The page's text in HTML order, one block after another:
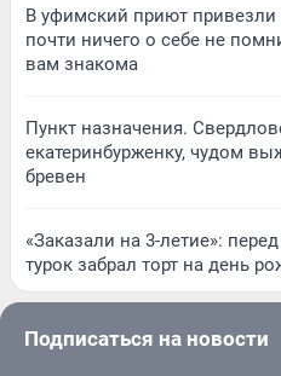
В уфимский приют привезли
почти ничего о себе не
вам знакома
Пункт назначения.
екатеринбурженку, чудом
бревен
«Заказали на 3-летие»:
турок забрал торт на день
Подписаться на новости